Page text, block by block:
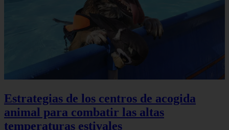
Estrategias de los centros de acogida
animal para combatir las altas
temperaturas estivales